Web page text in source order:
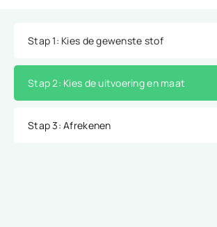
Stap 1: Kies de gewenste stof
Stap 2: Kies de uitvoering en maat
Stap 3: Afrekenen